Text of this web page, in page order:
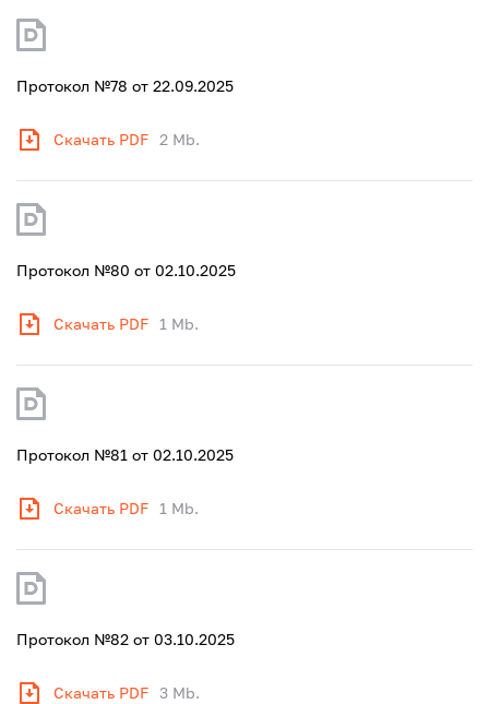
Протокол №78 от 22.09.2025
Скачать PDF 2 Mb.
Протокол №80 от 02.10.2025
Скачать PDF 1 Mb.
Протокол №81 от 02.10.2025
Скачать PDF 1 Mb.
Протокол №82 от 03.10.2025
Скачать PDF 3 Mb.